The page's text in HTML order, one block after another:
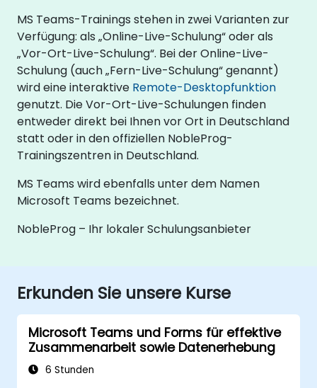
MS Teams-Trainings stehen in zwei Varianten zur
Verfügung: als „Online-Live-Schulung“ oder als
„Vor-Ort-Live-Schulung“. Bei der Online-Live-
Schulung (auch „Fern-Live-Schulung“ genannt)
wird eine interaktive Remote-Desktopfunktion
genutzt. Die Vor-Ort-Live-Schulungen finden
entweder direkt bei Ihnen vor Ort in Deutschland
statt oder in den offiziellen NobleProg-
Trainingszentren in Deutschland.
MS Teams wird ebenfalls unter dem Namen
Microsoft Teams bezeichnet.
NobleProg – Ihr lokaler Schulungsanbieter
Erkunden Sie unsere Kurse
Microsoft Teams und Forms für effektive
Zusammenarbeit sowie Datenerhebung
6 Stunden